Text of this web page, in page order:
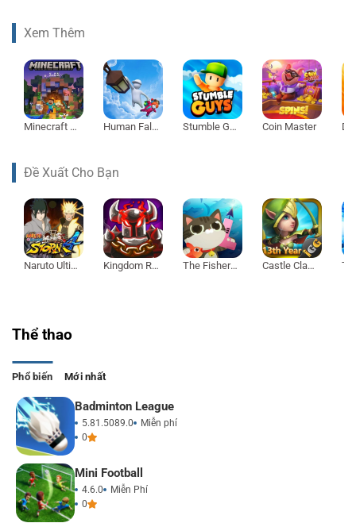
Xem Thêm
Minecraft 1.21 Human Fall Flat Stumble Guys Coin Master
Đề Xuất Cho Bạn
Naruto Ultimate Ninja Storm 4 Kingdom Rush Vengeance The Fishercat Castle Clash
Thể thao
Phổ biến Mới nhất
Badminton League
5.81.5089.0
Miễn phí
0
Mini Football
4.6.0
Miễn Phí
0